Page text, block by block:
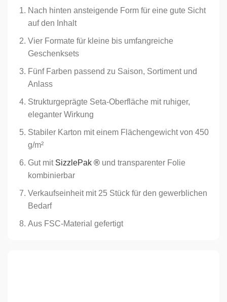
Nach hinten ansteigende Form für eine gute Sicht
auf den Inhalt
Vier Formate für kleine bis umfangreiche
Geschenksets
Fünf Farben passend zu Saison, Sortiment und
Anlass
Strukturgeprägte Seta-Oberfläche mit ruhiger,
eleganter Wirkung
Stabiler Karton mit einem Flächengewicht von 450
g/m²
Gut mit SizzlePak ® und transparenter Folie
kombinierbar
Verkaufseinheit mit 25 Stück für den gewerblichen
Bedarf
Aus FSC-Material gefertigt